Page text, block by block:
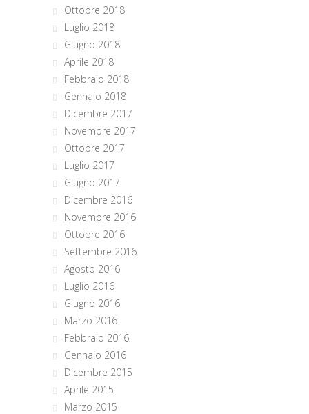
Ottobre 2018
Luglio 2018
Giugno 2018
Aprile 2018
Febbraio 2018
Gennaio 2018
Dicembre 2017
Novembre 2017
Ottobre 2017
Luglio 2017
Giugno 2017
Dicembre 2016
Novembre 2016
Ottobre 2016
Settembre 2016
Agosto 2016
Luglio 2016
Giugno 2016
Marzo 2016
Febbraio 2016
Gennaio 2016
Dicembre 2015
Aprile 2015
Marzo 2015